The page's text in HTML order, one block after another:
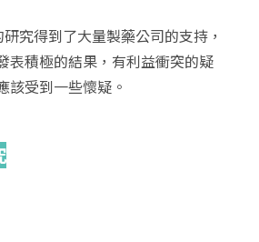
究得到了大量製藥公司的支持，
表積極的結果，有利益衝突的疑
該受到一些懷疑。